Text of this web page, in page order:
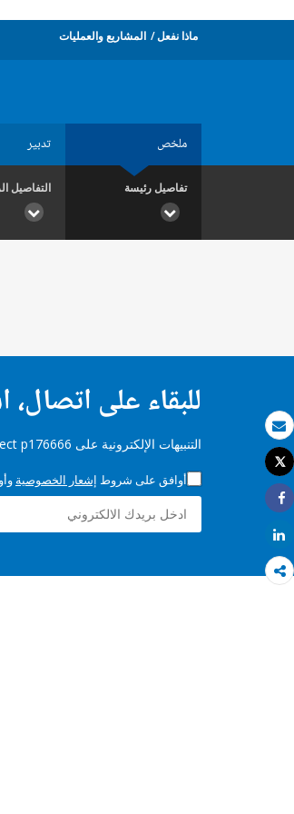
بريد الكتروني
طباعة
Tweet
Share
Share
ماذا نفعل المشاريع والعمليات
ملخص تدبير
تفاصيل رئيسة التفاصيل
للبقاء على
التنبيهات الإلكترونية على Project p176666
أوافق على شروط إشعار الخصوصية